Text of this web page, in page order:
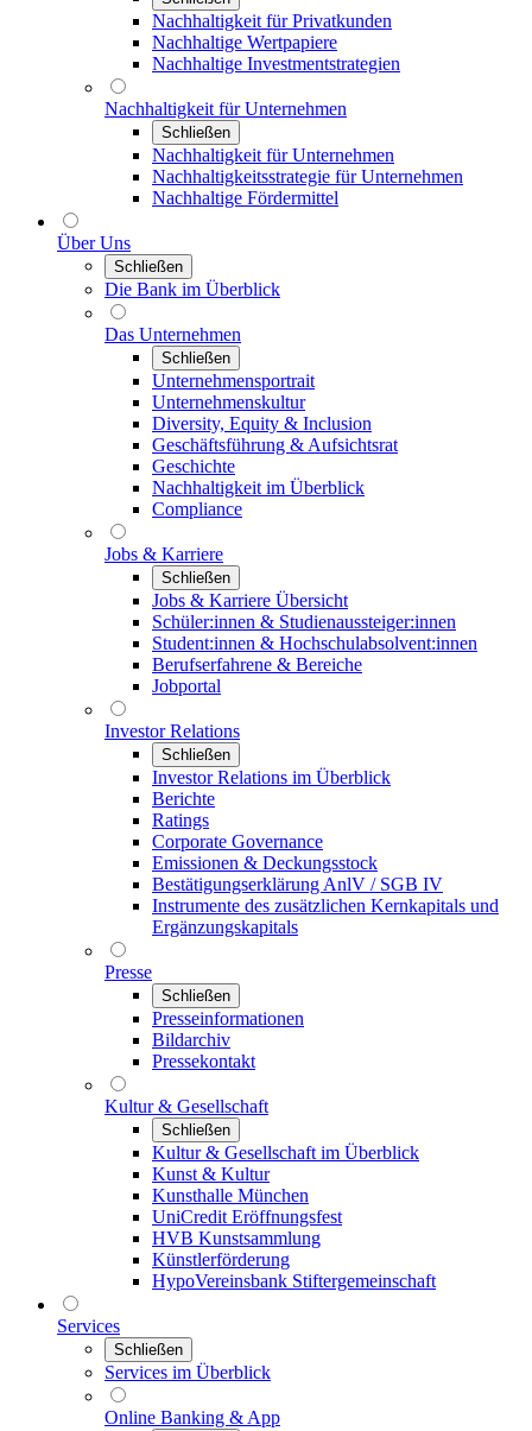
Nachhaltigkeit für Privatkunden
Nachhaltige Wertpapiere
Nachhaltige Investmentstrategien
Nachhaltigkeit für Unternehmen
Schließen
Nachhaltigkeit für Unternehmen
Nachhaltigkeitsstrategie für Unternehmen
Nachhaltige Fördermittel
Über Uns
Schließen
Die Bank im Überblick
Das Unternehmen
Schließen
Unternehmensportrait
Unternehmenskultur
Diversity, Equity & Inclusion
Geschäftsführung & Aufsichtsrat
Geschichte
Nachhaltigkeit im Überblick
Compliance
Jobs & Karriere
Schließen
Jobs & Karriere Übersicht
Schüler:innen & Studienaussteiger:innen
Student:innen & Hochschulabsolvent:innen
Berufserfahrene & Bereiche
Jobportal
Investor Relations
Schließen
Investor Relations im Überblick
Berichte
Ratings
Corporate Governance
Emissionen & Deckungsstock
Bestätigungserklärung AnlV / SGB IV
Instrumente des zusätzlichen Kernkapitals und
Ergänzungskapitals
Presse
Schließen
Presseinformationen
Bildarchiv
Pressekontakt
Kultur & Gesellschaft
Schließen
Kultur & Gesellschaft im Überblick
Kunst & Kultur
Kunsthalle München
UniCredit Eröffnungsfest
HVB Kunstsammlung
Künstlerförderung
HypoVereinsbank Stiftergemeinschaft
Services
Schließen
Services im Überblick
Online Banking & App